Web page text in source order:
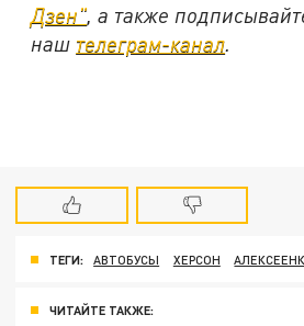
Дзен", а также
наш телеграм-канал.
ТЕГИ: АВТОБУСЫ ХЕРСОН
ЧИТАЙТЕ ТАКЖЕ: